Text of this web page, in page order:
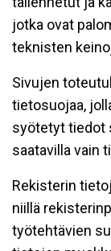
jotka ovat
teknisten
Sivujen
tietosuojaa,
syötetyt tiedot
saatavilla vain
Rekisterin
niillä
työtehtävien